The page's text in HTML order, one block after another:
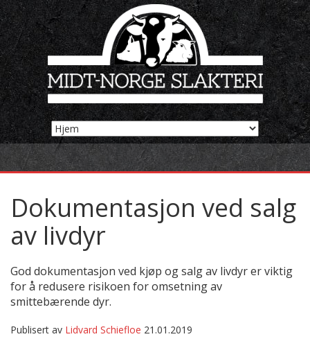
Dokumentasjon ved salg
av livdyr
God dokumentasjon ved kjøp og salg av livdyr er viktig
for å redusere risikoen for omsetning av
smittebærende dyr.
Publisert av Lidvard Schiefloe 21.01.2019